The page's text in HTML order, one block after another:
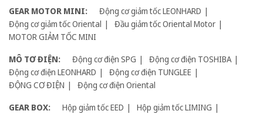
GEAR MOTOR MINI:
Động cơ giảm tốc LEONHARD
Động cơ giảm tốc Oriental
Đầu giảm tốc Oriental Motor
MOTOR GIẢM TỐC MINI
MÔ TƠ ĐIỆN:
Động cơ điện SPG
Động cơ điện TOSHIBA
Động cơ điện LEONHARD
Động cơ điện TUNGLEE
ĐỘNG CƠ ĐIỆN
Động cơ điện Oriental
GEAR BOX:
Hộp giảm tốc EED
Hộp giảm tốc LIMING